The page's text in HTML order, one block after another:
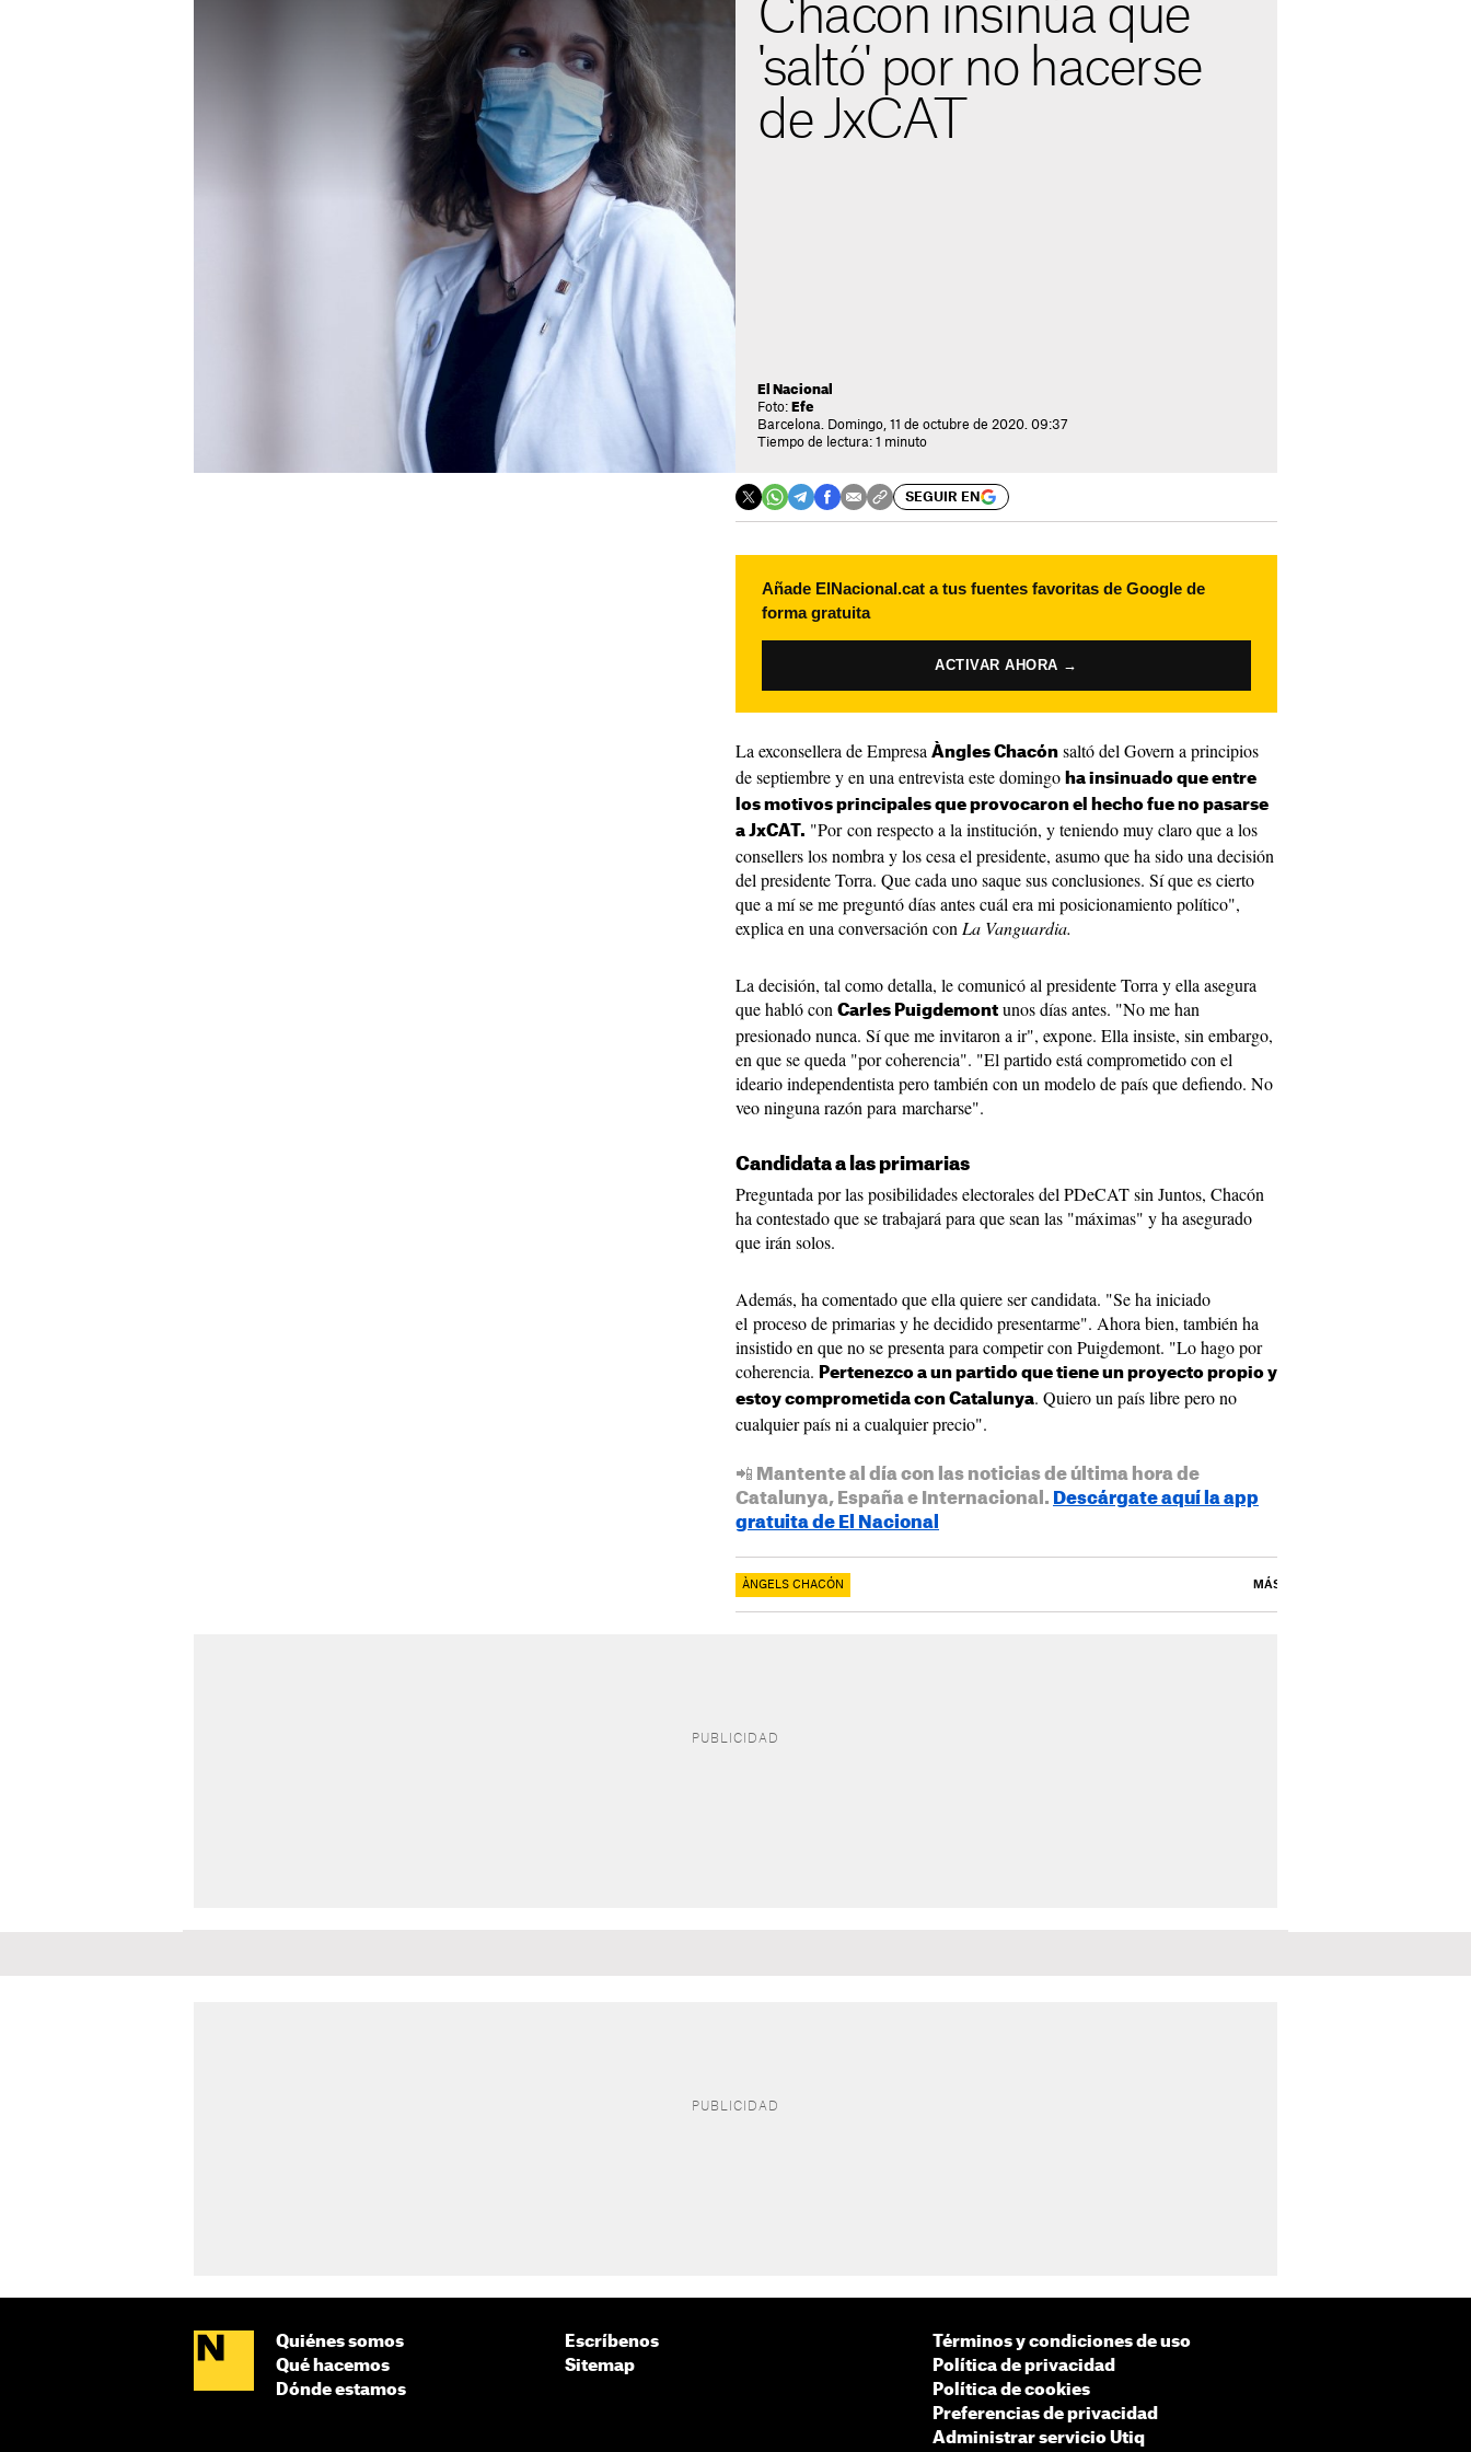
Chacón insinúa que
'saltó' por no hacerse
de JxCAT
El Nacional
Foto: Efe
Barcelona. Domingo, 11 de octubre de 2020. 09:37
Tiempo de lectura: 1 minuto
SEGUIR EN
Añade ElNacional.cat a tus fuentes favoritas de Google de
forma gratuita
ACTIVAR AHORA →
La exconsellera de Empresa Àngles Chacón saltó del Govern a principios
de septiembre y en una entrevista este domingo ha insinuado que entre
los motivos principales que provocaron el hecho fue no pasarse
a JxCAT. "Por con respecto a la institución, y teniendo muy claro que a los
consellers los nombra y los cesa el presidente, asumo que ha sido una decisión
del presidente Torra. Que cada uno saque sus conclusiones. Sí que es cierto
que a mí se me preguntó días antes cuál era mi posicionamiento político",
explica en una conversación con La Vanguardia.
La decisión, tal como detalla, le comunicó al presidente Torra y ella asegura
que habló con Carles Puigdemont unos días antes. "No me han
presionado nunca. Sí que me invitaron a ir", expone. Ella insiste, sin embargo,
en que se queda "por coherencia". "El partido está comprometido con el
ideario independentista pero también con un modelo de país que defiendo. No
veo ninguna razón para marcharse".
Candidata a las primarias
Preguntada por las posibilidades electorales del PDeCAT sin Juntos, Chacón
ha contestado que se trabajará para que sean las "máximas" y ha asegurado
que irán solos.
Además, ha comentado que ella quiere ser candidata. "Se ha iniciado
el proceso de primarias y he decidido presentarme". Ahora bien, también ha
insistido en que no se presenta para competir con Puigdemont. "Lo hago por
coherencia. Pertenezco a un partido que tiene un proyecto propio y
estoy comprometida con Catalunya. Quiero un país libre pero no
cualquier país ni a cualquier precio".
📲 Mantente al día con las noticias de última hora de
Catalunya, España e Internacional. Descárgate aquí la app
gratuita de El Nacional
ÀNGELS CHACÓN MÁS
Quiénes somos
Qué hacemos
Dónde estamos
Escríbenos
Sitemap
Términos y condiciones de uso
Política de privacidad
Política de cookies
Preferencias de privacidad
Administrar servicio Utiq